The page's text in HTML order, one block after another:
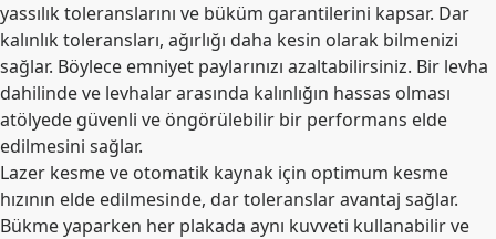
yassılık toleranslarını ve büküm garantilerini kapsar. Dar
kalınlık toleransları, ağırlığı daha kesin olarak bilmenizi
sağlar. Böylece emniyet paylarınızı azaltabilirsiniz. Bir levha
dahilinde ve levhalar arasında kalınlığın hassas olması
atölyede güvenli ve öngörülebilir bir performans elde
edilmesini sağlar.
Lazer kesme ve otomatik kaynak için optimum kesme
hızının elde edilmesinde, dar toleranslar avantaj sağlar.
Bükme yaparken her plakada aynı kuvveti kullanabilir ve